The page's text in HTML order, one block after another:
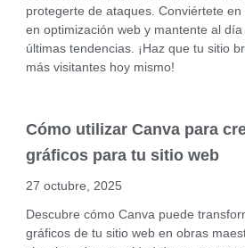
protegerte de ataques. Conviértete
en optimización web y mantente al
últimas tendencias. ¡Haz que tu sitio
más visitantes hoy mismo!
Cómo utilizar Canva para
gráficos para tu sitio web
27 octubre, 2025
Descubre cómo Canva puede
gráficos de tu sitio web en obras